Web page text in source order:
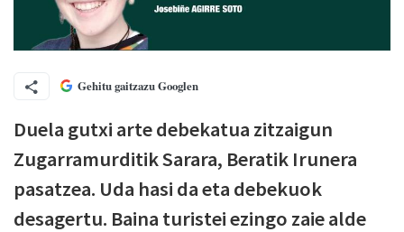
Gehitu gaitzazu Googlen
Duela gutxi arte debekatua zitzaigun
Zugarramurditik Sarara, Beratik Irunera
pasatzea. Uda hasi da eta debekuok
desagertu. Baina turistei ezingo zaie alde